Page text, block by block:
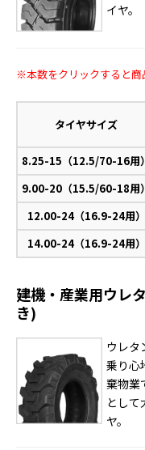
イヤ。
※本数をクリックすると商
タイヤサイズ
8.25-15（12.5/70-16用）
9.00-20（15.5/60-18用）
12.00-24（16.9-24用）
14.00-24（16.9-24用）
建機・産業用ウレ
き)
ウレタ
乗り心
棄物業
として
ヤ。